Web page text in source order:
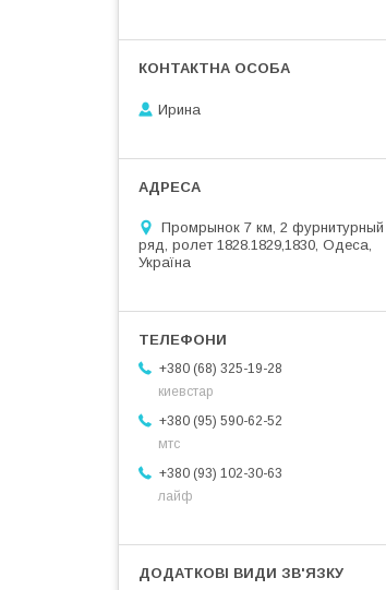
Ирина
Промрынок 7 км, 2 фурнитурный
ряд, ролет 1828.1829,1830, Одеса,
Україна
+380 (68) 325-19-28
киевстар
+380 (95) 590-62-52
мтс
+380 (93) 102-30-63
лайф